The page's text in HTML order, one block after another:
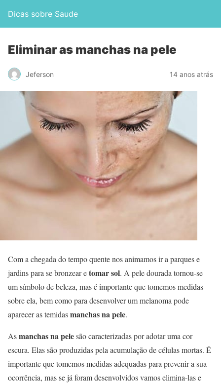
Dicas sobre Saude
Eliminar as manchas na pele
Jeferson 14 anos atrás
Com a chegada do tempo quente nos animamos ir a parques e
jardins para se bronzear etomar sol. A pele dourada tornou-se
um símbolo de beleza, mas é importante que tomemos medidas
sobre ela, bem como para desenvolver um melanoma pode
aparecer as temidasmanchas na pele.
Asmanchas na pelesão caracterizadas por adotar uma cor
escura. Elas são produzidas pela acumulação de células mortas. É
importante que tomemos medidas adequadas para prevenir a sua
ocorrência, mas se já foram desenvolvidos vamos elimina-las e